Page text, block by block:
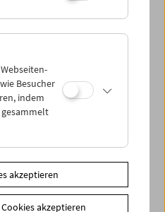
in englischer Sprache statt.
1 Euro Solidarbeitrag für
Symposum
|Universität Wien
Besucher
indem
akzeptieren
akzeptieren